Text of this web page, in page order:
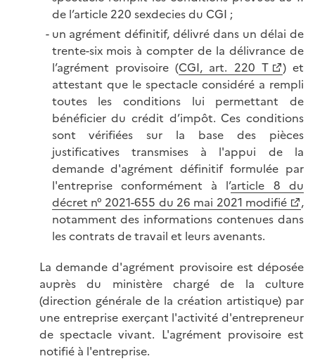
de l’article 220 sexdecies du CGI ;
un agrément définitif, délivré dans un délai de
trente-six mois à compter de la délivrance de
l’agrément provisoire (CGI, art. 220 T
) et
attestant que le spectacle considéré a rempli
toutes les conditions lui permettant de
bénéficier du crédit d’impôt. Ces conditions
sont vérifiées sur la base des pièces
justificatives transmises à l'appui de la
demande d'agrément définitif formulée par
l'entreprise conformément à l’article 8 du
décret n° 2021-655 du 26 mai 2021 modifié
,
notamment des informations contenues dans
les contrats de travail et leurs avenants.
La demande d'agrément provisoire est déposée
auprès du ministère chargé de la culture
(direction générale de la création artistique) par
une entreprise exerçant l'activité d'entrepreneur
de spectacle vivant. L'agrément provisoire est
notifié à l'entreprise.